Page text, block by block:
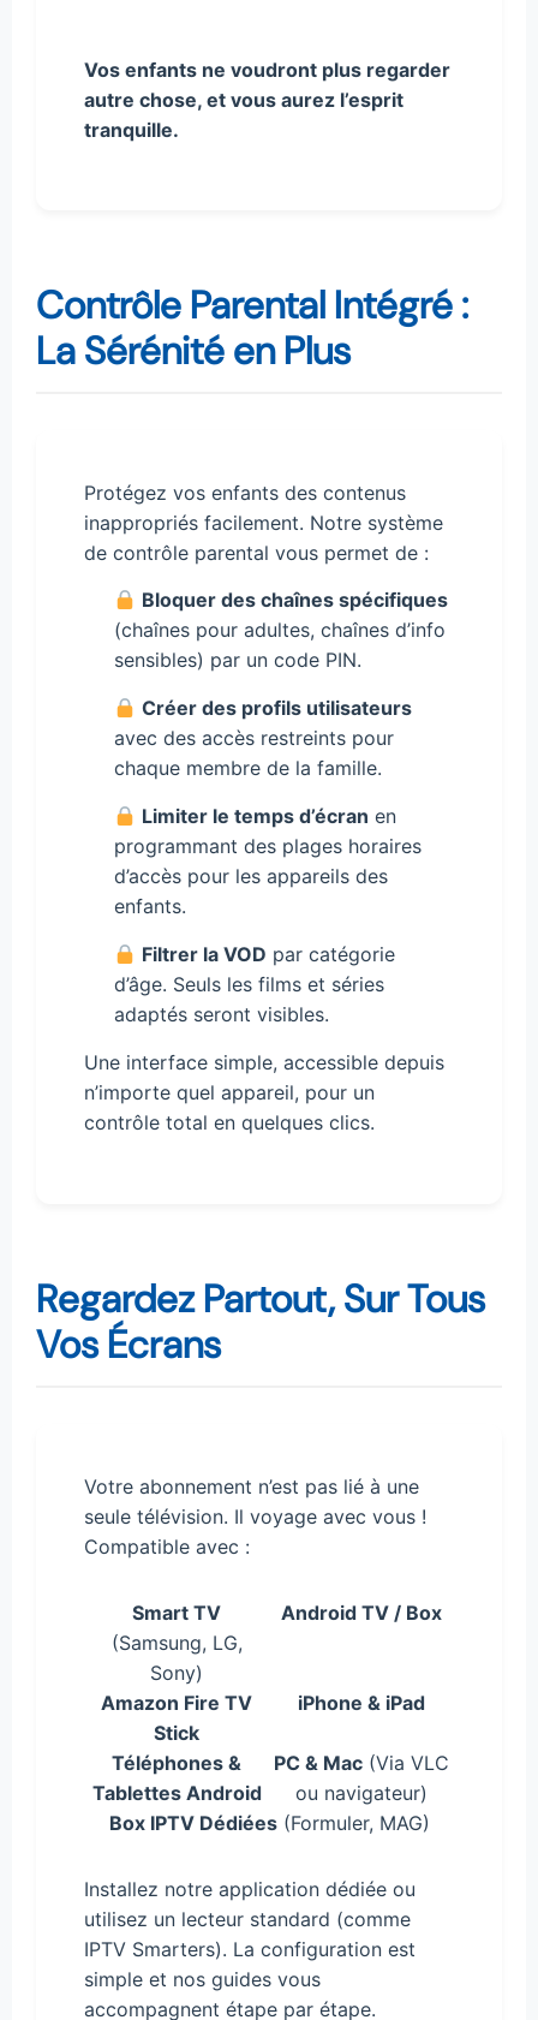
Vos enfants ne voudront plus regarder
autre chose, et vous aurez l’esprit
tranquille.
Contrôle Parental Intégré :
La Sérénité en Plus
Protégez vos enfants des contenus
inappropriés facilement. Notre système
de contrôle parental vous permet de :
Bloquer des chaînes spécifiques
(chaînes pour adultes, chaînes d’info
sensibles) par un code PIN.
Créer des profils utilisateurs
avec des accès restreints pour
chaque membre de la famille.
Limiter le temps d’écran en
programmant des plages horaires
d’accès pour les appareils des
enfants.
Filtrer la VOD par catégorie
d’âge. Seuls les films et séries
adaptés seront visibles.
Une interface simple, accessible depuis
n’importe quel appareil, pour un
contrôle total en quelques clics.
Regardez Partout, Sur Tous
Vos Écrans
Votre abonnement n’est pas lié à une
seule télévision. Il voyage avec vous !
Compatible avec :
Smart TV
(Samsung, LG,
Sony)
Android TV / Box
Amazon Fire TV
Stick
iPhone & iPad
Téléphones &
Tablettes Android
PC & Mac (Via VLC
ou navigateur)
Box IPTV Dédiées(Formuler, MAG)
Installez notre application dédiée ou
utilisez un lecteur standard (comme
IPTV Smarters). La configuration est
simple et nos guides vous
accompagnent étape par étape.